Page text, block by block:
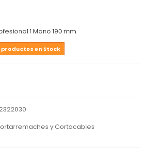
1 Mano 190 mm.
en Stock
y Cortacables